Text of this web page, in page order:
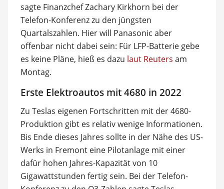
sagte Finanzchef Zachary Kirkhorn bei der
Telefon-Konferenz zu den jüngsten
Quartalszahlen. Hier will Panasonic aber
offenbar nicht dabei sein: Für LFP-Batterie gebe
es keine Pläne, hieß es dazu laut Reuters am
Montag.
Erste Elektroautos mit 4680 in 2022
Zu Teslas eigenen Fortschritten mit der 4680-
Produktion gibt es relativ wenige Informationen.
Bis Ende dieses Jahres sollte in der Nähe des US-
Werks in Fremont eine Pilotanlage mit einer
dafür hohen Jahres-Kapazität von 10
Gigawattstunden fertig sein. Bei der Telefon-